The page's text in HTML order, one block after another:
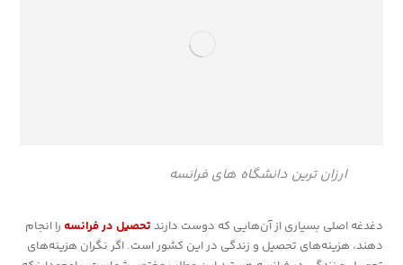
ارزان‌ ترین دانشگاه‌ های فرانسه
دغدغه اصلی بسیاری از آن‌هایی که دوست دارند تحصیل در فرانسه را انجام
دهند، هزینه‌های تحصیل و زندگی در این کشور است. اگر نگران هزینه‌های